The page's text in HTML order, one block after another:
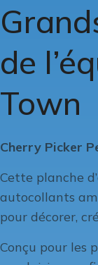
de
Town
Cherry Picker
Cette planche
autocollants
pour décorer,
Conçu pour les